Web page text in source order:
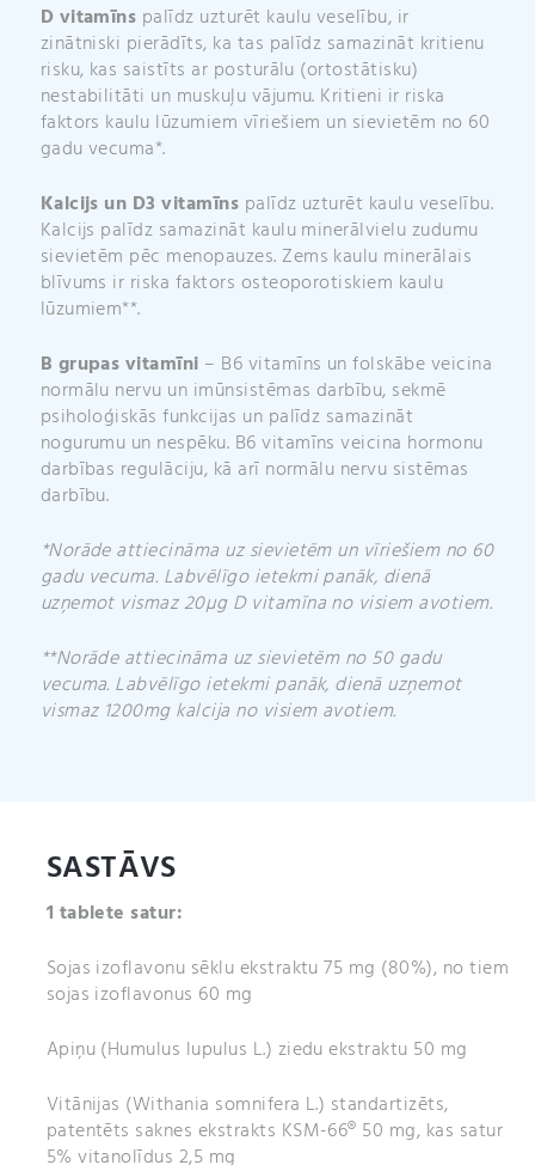
D vitamīns palīdz uzturēt kaulu veselību, ir
zinātniski pierādīts, ka tas palīdz samazināt kritienu
risku, kas saistīts ar posturālu (ortostātisku)
nestabilitāti un muskuļu vājumu. Kritieni ir riska
faktors kaulu lūzumiem vīriešiem un sievietēm no 60
gadu vecuma*.
Kalcijs un D3 vitamīns palīdz uzturēt kaulu veselību.
Kalcijs palīdz samazināt kaulu minerālvielu zudumu
sievietēm pēc menopauzes. Zems kaulu minerālais
blīvums ir riska faktors osteoporotiskiem kaulu
lūzumiem**.
B grupas vitamīni – B6 vitamīns un folskābe veicina
normālu nervu un imūnsistēmas darbību, sekmē
psiholoģiskās funkcijas un palīdz samazināt
nogurumu un nespēku. B6 vitamīns veicina hormonu
darbības regulāciju, kā arī normālu nervu sistēmas
darbību.
*Norāde attiecināma uz sievietēm un vīriešiem no 60
gadu vecuma. Labvēlīgo ietekmi panāk, dienā
uzņemot vismaz 20µg D vitamīna no visiem avotiem.
**Norāde attiecināma uz sievietēm no 50 gadu
vecuma. Labvēlīgo ietekmi panāk, dienā uzņemot
vismaz 1200mg kalcija no visiem avotiem.
SASTĀVS
1 tablete satur:
Sojas izoflavonu sēklu ekstraktu 75 mg (80%), no tiem
sojas izoflavonus 60 mg
Apiņu (Humulus lupulus L.) ziedu ekstraktu 50 mg
Vitānijas (Withania somnifera L.) standartizēts,
patentēts saknes ekstrakts KSM-66® 50 mg, kas satur
5% vitanolīdus 2,5 mg